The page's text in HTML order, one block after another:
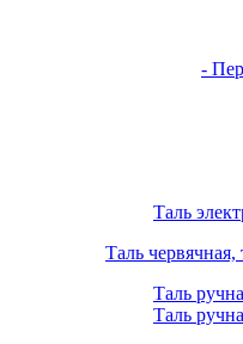
-
Таль
Таль
Таль
Таль